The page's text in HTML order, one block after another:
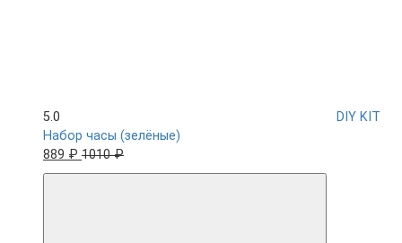
5.0
DIY KIT
Набор часы (зелёные)
889 ₽ 1010 ₽